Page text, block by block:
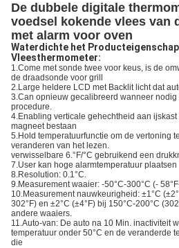
De dubbele digitale
voedsel kokende vlees van
met alarm voor oven
Waterdichte het
Vleesthermometer:
1.Come met sonde twee voor keus, is de
de draadsonde voor grill
2.Large heldere LCD met Backlit licht dat
3.Can opnieuw gecalibreerd wanneer
procedure.
4.Enabling verticale gehechtheid aan
magneet bestaan
5.Hold temperatuurfunctie om de vertoning
veranderen van het lezen.
verwisselbare 6.°F/°C gebruikend een
7.User kan hoge alarmtemperatuur plaatsen
8.Resolution: 0.1°C.
9.Measurement waaier: -50°C-300°C (-
10.Measurement nauwkeurigheid: ±1°C
302°F) en ±2°C (±4°F) bij 150°C-200°C
andere waaiers.
11.Auto-van: De auto na 10 Min. inactiviteit
temperatuur onder 50°C en de veranderde
die